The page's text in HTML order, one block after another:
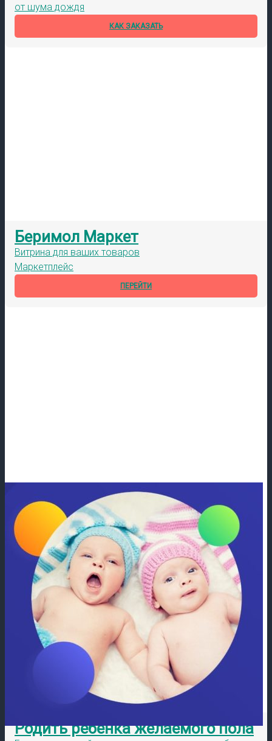
от шума дождя
КАК ЗАКАЗАТЬ
Беримол Маркет
Витрина для ваших товаров
Маркетплейс
ПЕРЕЙТИ
Родить ребенка желаемого пола